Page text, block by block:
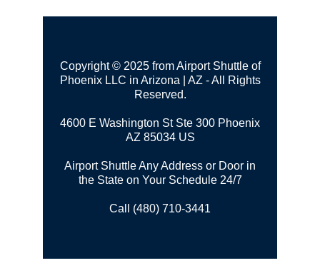
Copyright © 2025 from Airport Shuttle of
Phoenix LLC in Arizona | AZ - All Rights
Reserved.
4600 E Washington St Ste 300 Phoenix
AZ 85034 US
Airport Shuttle Any Address or Door in
the State on Your Schedule 24/7
Call (480) 710-3441